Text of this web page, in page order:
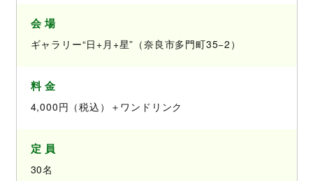
会 場
ギャラリー“日+月+星”（奈良市多門町35−2）
料 金
4,000円（税込）＋ワンドリンク
定 員
30名